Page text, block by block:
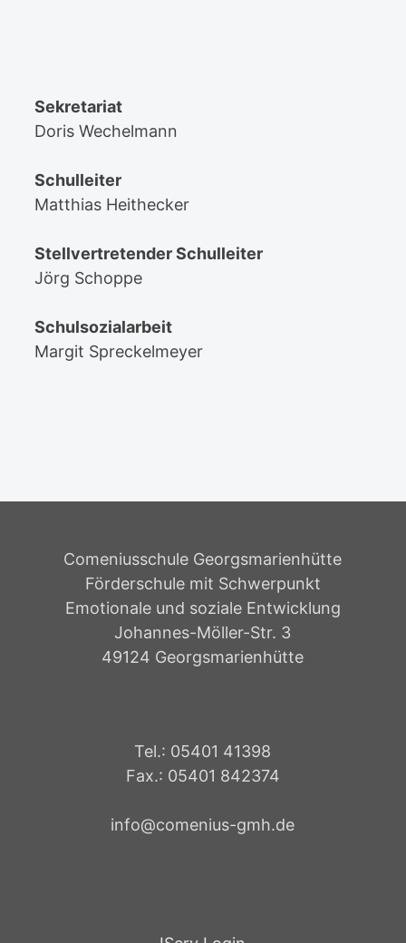
Sekretariat
Doris Wechelmann
Schulleiter
Matthias Heithecker
Stellvertretender Schulleiter
Jörg Schoppe
Schulsozialarbeit
Margit Spreckelmeyer
Comeniusschule Georgsmarienhütte
Förderschule mit Schwerpunkt
Emotionale und soziale Entwicklung
Johannes-Möller-Str. 3
49124 Georgsmarienhütte
Tel.: 05401 41398
Fax.: 05401 842374
info@comenius-gmh.de